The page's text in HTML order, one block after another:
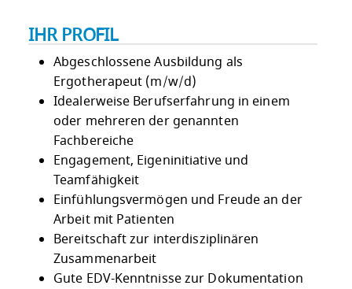
IHR PROFIL
Abgeschlossene Ausbildung als
Ergotherapeut (m/w/d)
Idealerweise Berufserfahrung in einem
oder mehreren der genannten
Fachbereiche
Engagement, Eigeninitiative und
Teamfähigkeit
Einfühlungsvermögen und Freude an der
Arbeit mit Patienten
Bereitschaft zur interdisziplinären
Zusammenarbeit
Gute EDV-Kenntnisse zur Dokumentation